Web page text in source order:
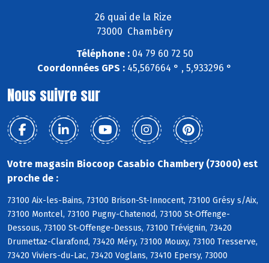
26 quai de la Rize
73000 Chambéry
Téléphone :04 79 60 72 50
Coordonnées GPS : 45,567664 ° , 5,933296 °
Nous suivre sur
Votre magasin Biocoop Casabio Chambery (73000) est
proche de :
73100 Aix-les-Bains, 73100 Brison-St-Innocent, 73100 Grésy s/Aix,
73100 Montcel, 73100 Pugny-Chatenod, 73100 St-Offenge-
Dessous, 73100 St-Offenge-Dessus, 73100 Trévignin, 73420
Drumettaz-Clarafond, 73420 Méry, 73100 Mouxy, 73100 Tresserve,
73420 Viviers-du-Lac, 73420 Voglans, 73410 Epersy, 73000